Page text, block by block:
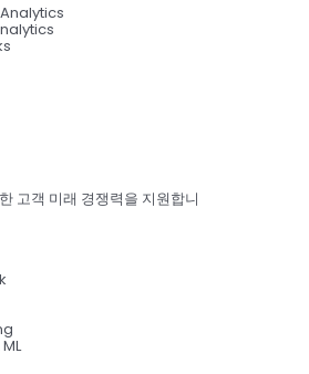
고객 미래 경쟁력을 지원합니